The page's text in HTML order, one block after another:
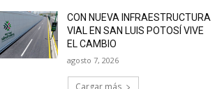
CON NUEVA INFRAESTRUCTURA
VIAL EN SAN LUIS POTOSÍ VIVE
EL CAMBIO
agosto 7, 2026